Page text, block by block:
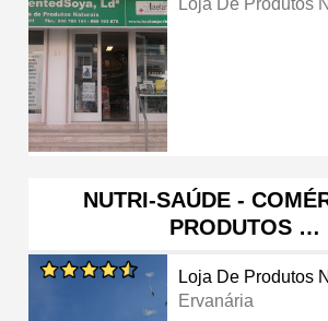
NUTRI-SAÚDE -
PRODUTOS …
Loja De Produtos
Ervanária